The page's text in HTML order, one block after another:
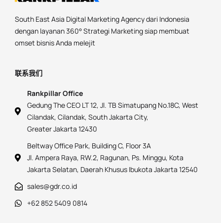
South East Asia Digital Marketing Agency dari Indonesia
dengan layanan 360° Strategi Marketing siap membuat
omset bisnis Anda melejit
联系我们
Rankpillar Office
Gedung The CEO LT 12, Jl. TB Simatupang No.18C, West
Cilandak, Cilandak, South Jakarta City,
Greater Jakarta 12430
Beltway Office Park, Building C, Floor 3A
Jl. Ampera Raya, RW.2, Ragunan, Ps. Minggu, Kota
Jakarta Selatan, Daerah Khusus Ibukota Jakarta 12540
sales@gdr.co.id
+62 852 5409 0814